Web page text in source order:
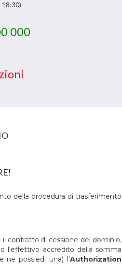
18:30)
000
della procedura di trasferimento
contratto di cessione del dominio,
l'effettivo accredito della somma
ne possiedi una) l'Authorization